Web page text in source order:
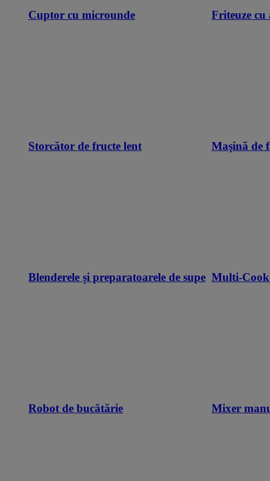
Cuptor cu microunde Friteuze cu
Storcător de fructe lent Maşină de
Blenderele și preparatoarele de supe Multi-
Robot de bucătărie Mixer